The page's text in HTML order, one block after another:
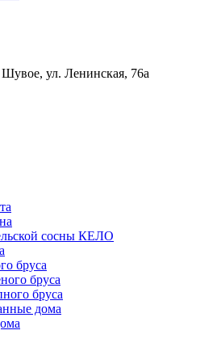
ул. Ленинская, 76а
сосны КЕЛО
бруса
бруса
бруса
дома